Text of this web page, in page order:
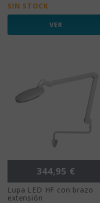
SIN STOCK
VER
Precio
344,95 €
Lupa LED HF con brazo
extensión